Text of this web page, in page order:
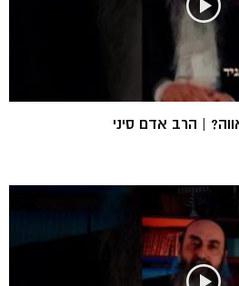
| הרב אדם סיני